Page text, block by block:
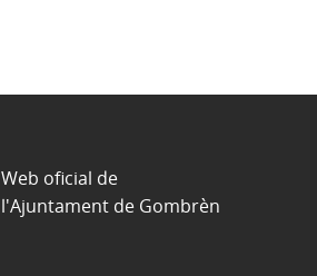
Web oficial de
l'Ajuntament de Gombrèn